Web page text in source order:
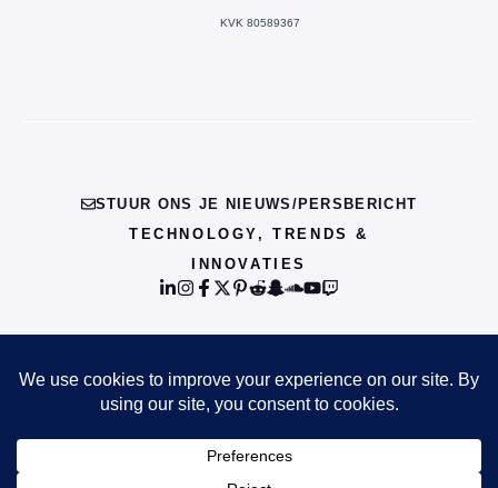
KVK 80589367
STUUR ONS JE NIEUWS/PERSBERICHT
TECHNOLOGY, TRENDS &
INNOVATIES